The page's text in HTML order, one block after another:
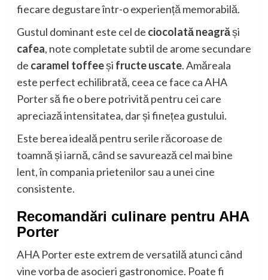
fiecare degustare într-o experiență memorabilă.
Gustul dominant este cel de ciocolată neagrăși
cafea, note completate subtil de arome secundare
de caramel toffeeși fructe uscate. Amăreala
este perfect echilibrată, ceea ce face ca AHA
Porter să fie o bere potrivită pentru cei care
apreciază intensitatea, dar și finețea gustului.
Este berea ideală pentru serile răcoroase de
toamnă și iarnă, când se savurează cel mai bine
lent, în compania prietenilor sau a unei cine
consistente.
Recomandări culinare pentru AHA
Porter
AHA Porter este extrem de versatilă atunci când
vine vorba de asocieri gastronomice. Poate fi